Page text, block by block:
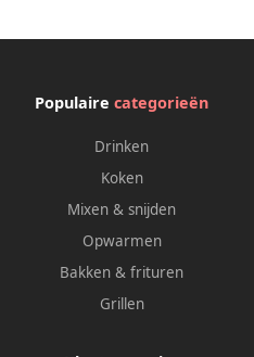
Maatbeker En
Populaire categorieën
Drinken
Koken
Mixen & snijden
Opwarmen
Bakken & frituren
Grillen